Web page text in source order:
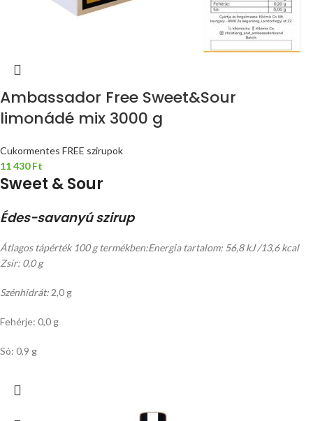
Ambassador Free Sweet&Sour
limonádé mix 3000 g
Cukormentes FREE szirupok
11 430Ft
Sweet & Sour
Édes-savanyú szirup
Átlagos tápérték 100 g termékben:Energia tartalom: 56,8 kJ /13,6 kcal
Zsír: 0,0 g
Szénhidrát: 2,0 g
Fehérje: 0,0 g
Só: 0,9 g